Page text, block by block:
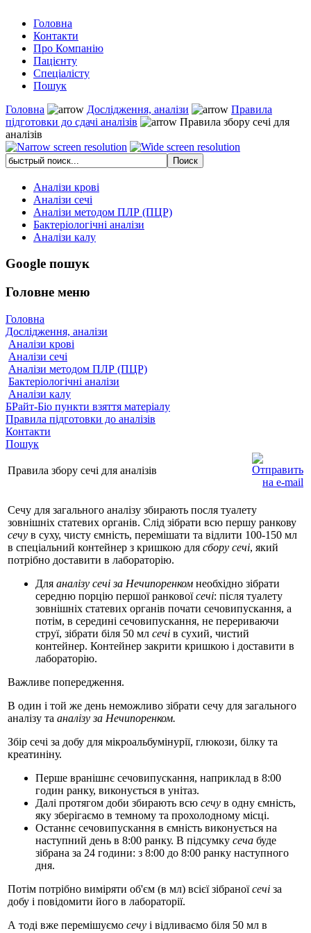
Головна
Контакти
Про Компанію
Пацієнту
Спеціалісту
Пошук
Головна
Дослідження, аналізи
Правила
підготовки до сдачі аналізів
Правила збору сечі для
аналізів
Аналізи крові
Аналізи сечі
Аналізи методом ПЛР (ПЦР)
Бактеріологічні аналізи
Аналізи калу
Google пошук
Головне меню
Головна
Дослідження, аналізи
Аналізи крові
Аналізи сечі
Аналізи методом ПЛР (ПЦР)
Бактеріологічні аналізи
Аналізи калу
БРайт-Біо пункти взяття матеріалу
Правила підготовки до аналізів
Контакти
Пошук
Правила збору сечі для аналізів
Сечу для загального аналізу збирають посля туалету
зовнішніх статевих органів. Слід зібрати всю першу ранкову
сечу в суху, чисту ємність, перемішати та відлити 100-150 мл
в спеціальний контейнер з кришкою для сбору сечі, який
потрібно доставити в лабораторію.
Для аналізу сечі за Нечипоренком необхідно зібрати
середню порцію першої ранковоїсечі: після туалету
зовнішніх статевих органів почати сечовипускання, а
потім, в середині сечовипускання, не перериваючи
струї, зібрати біля 50 мл сечі в сухий, чистий
контейнер. Контейнер закрити кришкою і доставити в
лабораторію.
Важливе попередження.
В один і той же день неможливо зібрати сечу для загального
аналізу та аналізу за Нечипоренком.
Збір сечі за добу для мікроальбумінурії, глюкози, білку та
креатиніну.
Перше вранішнє сечовипускання, наприклад в 8:00
годин ранку, виконується в унітаз.
Далі протягом доби збирають всю сечу в одну ємність,
яку зберігаємо в темному та прохолодному місці.
Останнє сечовипускання в ємність виконується на
наступний день в 8:00 ранку. В підсумку сеча буде
зібрана за 24 години: з 8:00 до 8:00 ранку наступного
дня.
Потім потрібно виміряти об'єм (в мл) всієї зібраноїсечі за
добу і повідомити його в лабораторії.
А тоді вже перемішуємо сечу і відливаємо біля 50 мл в